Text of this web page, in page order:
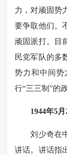
力，对顽固势
要争取他们。
顽固派打。目
民党军队的多
势力和中间势
行“三三制”的
1944年5月
刘少奇在中
讲话。讲话指